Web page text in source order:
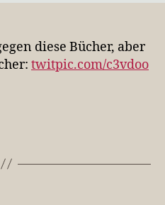
dies…
diese Bücher, aber
twitpic.com/c3vdoo